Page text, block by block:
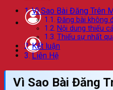
Vì Sao Bài Đăng Trên
Đăng bài không
Nội dung thiếu
Thiếu sự nhất
Kết luận
Liên Hệ
Vì Sao Bài Đăng